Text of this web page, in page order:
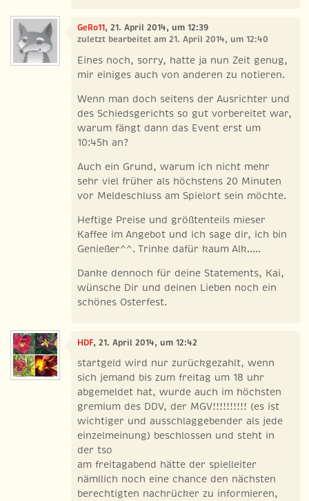
GeRo11, 21. April 2014, um 12:39
zuletzt bearbeitet am 21. April 2014, um 12:40
Eines noch, sorry, hatte ja nun Zeit genug,
mir einiges auch von anderen zu notieren.
Wenn man doch seitens der Ausrichter und
des Schiedsgerichts so gut vorbereitet war,
warum fängt dann das Event erst um
10:45h an?
Auch ein Grund, warum ich nicht mehr
sehr viel früher als höchstens 20 Minuten
vor Meldeschluss am Spielort sein möchte.
Heftige Preise und größtenteils mieser
Kaffee im Angebot und ich sage dir, ich bin
Genießer^^. Trinke dafür kaum Alk.....
Danke dennoch für deine Statements, Kai,
wünsche Dir und deinen Lieben noch ein
schönes Osterfest.
HDF, 21. April 2014, um 12:42
startgeld wird nur zurückgezahlt, wenn
sich jemand bis zum freitag um 18 uhr
abgemeldet hat, wurde auch im höchsten
gremium des DDV, der MGV!!!!!!!!!! (es ist
wichtiger und ausschlaggebender als jede
einzelmeinung) beschlossen und steht in
der tso
am freitagabend hätte der spielleiter
nämllich noch eine chance den nächsten
berechtigten nachrücker zu informieren,